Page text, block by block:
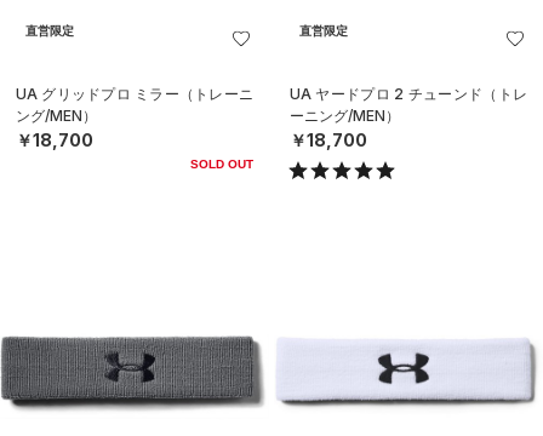
直営限定
UA グリッドプロ ミラー（トレーニ
ング/MEN）
￥18,700
SOLD OUT
直営限定
UA ヤードプロ 2 チューンド（トレ
ーニング/MEN）
￥18,700